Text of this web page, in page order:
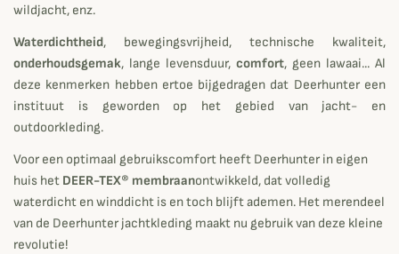
wildjacht, enz.
Waterdichtheid, bewegingsvrijheid, technische kwaliteit,
onderhoudsgemak, lange levensduur, comfort, geen lawaai... Al
deze kenmerken hebben ertoe bijgedragen dat Deerhunter een
instituut is geworden op het gebied van jacht- en
outdoorkleding.
Voor een optimaal gebruikscomfort heeft Deerhunter in eigen
huis het DEER-TEX® membraanontwikkeld, dat volledig
waterdicht en winddicht is en toch blijft ademen. Het merendeel
van de Deerhunter jachtkleding maakt nu gebruik van deze kleine
revolutie!